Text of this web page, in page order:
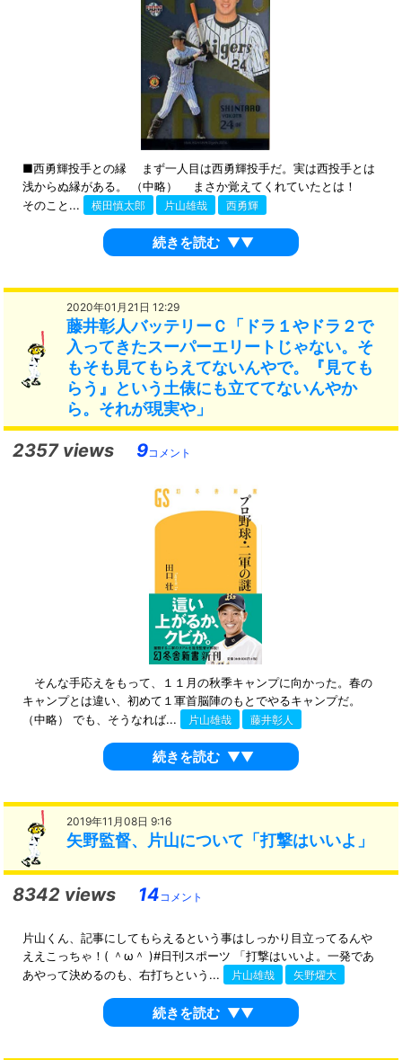
■西勇輝投手との縁 まず一人目は西勇輝投手だ。実は西投手とは
浅からぬ縁がある。 （中略） まさか覚えてくれていたとは！
そのこと...
横田慎太郎 片山雄哉 西勇輝
続きを読む ▼▼
2020年01月21日 12:29
藤井彰人バッテリーＣ「ドラ１やドラ２で
入ってきたスーパーエリートじゃない。そ
もそも見てもらえてないんやで。『見ても
らう』という土俵にも立ててないんやか
ら。それが現実や」
2357 views 9コメント
そんな手応えをもって、１１月の秋季キャンプに向かった。春の
キャンプとは違い、初めて１軍首脳陣のもとでやるキャンプだ。
（中略） でも、そうなれば...
片山雄哉 藤井彰人
続きを読む ▼▼
2019年11月08日 9:16
矢野監督、片山について「打撃はいいよ」
8342 views 14コメント
片山くん、記事にしてもらえるという事はしっかり目立ってるんや
ええこっちゃ！( ＾ω＾ )#日刊スポーツ 「打撃はいいよ。一発であ
あやって決めるのも、右打ちという...
片山雄哉 矢野燿大
続きを読む ▼▼